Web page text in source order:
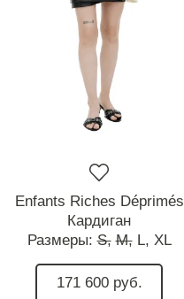
Enfants Riches Déprimés
Кардиган
Размеры:S, M, L, XL
171 600 руб.